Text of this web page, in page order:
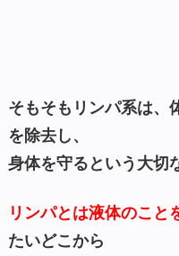
そもそもリンパ系は、
を除去し、
身体を守るという大切
リンパとは液体のこと
たいどこから